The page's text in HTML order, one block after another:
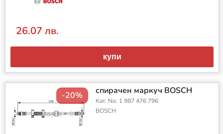
26.07 лв.
купи
-20% спирачен маркуч BOSCH
Кат. No: 1 987 476 796
BOSCH